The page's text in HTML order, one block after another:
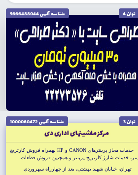
توان 4 شناسه آگهى 5666488044
توان 3 شناسه آگهى 1000060472
مركز ماشينهاى ادارى دى
خدمات مجاز پرينترهاى CANON و HP بهمراه فروش کارتريج
خدمات شارژ کارتريج پرينتر و همچنين فروش قطعات
تهران، خيابان شهيد بهشتى، بعد از چهارراه سهروردى